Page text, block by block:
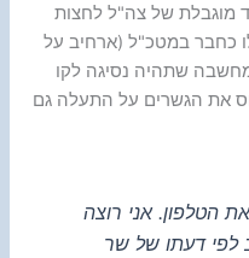
מוגבלת של צה"ל לחצות
כחבר במטכ"ל (ארחיב על
שתהיה נסיגה לקו
את הגשרים על התעלה גם
הטלפון. אני רוצה
דעתו של שר